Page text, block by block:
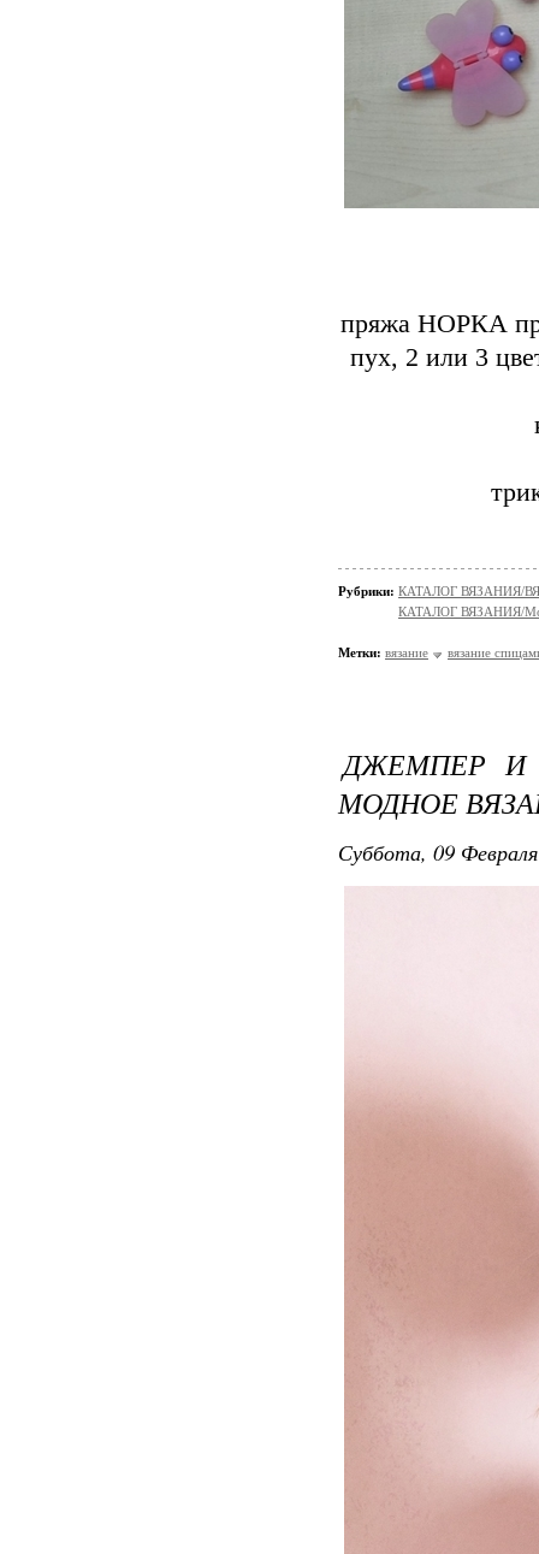
пряжа НОРКА
пух, 2 или 3
Рубрики: КАТАЛОГ ВЯЗАНИЯ/
КАТАЛОГ ВЯЗАНИЯ/
Метки: вязание вязание
ДЖЕМПЕР И
МОДНОЕ
Суббота, 09